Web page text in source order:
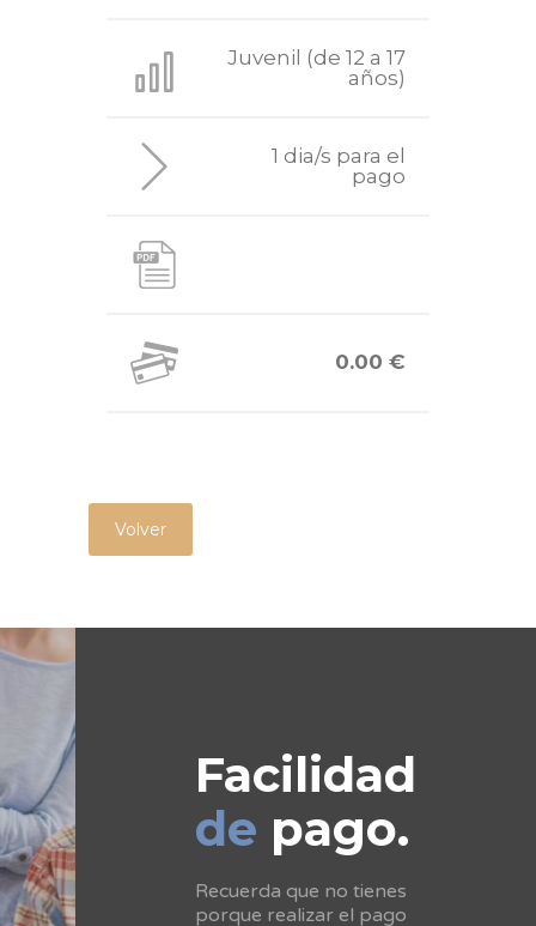
Juvenil (de 12 a 17
años)
1 dia/s para el
pago
0.00 €
Volver
Facilidad
de pago.
Recuerda que no tienes
porque realizar el pago